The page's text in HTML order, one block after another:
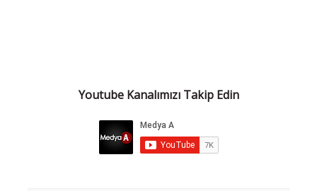
Youtube Kanalımızı Takip Edin